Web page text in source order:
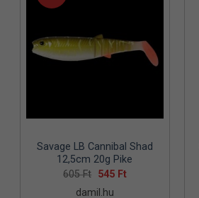
Savage LB Cannibal Shad
12,5cm 20g Pike
605Ft Original
was:
545 FtCurrent
damil.hu